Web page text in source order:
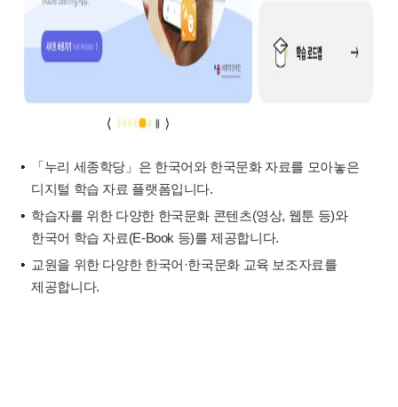
「누리 세종학당」은 한국어와 한국문화 자료를 모아놓은
디지털 학습 자료 플랫폼입니다.
학습자를 위한 다양한 한국문화 콘텐츠(영상, 웹툰 등)와
한국어 학습 자료(E-Book 등)를 제공합니다.
교원을 위한 다양한 한국어·한국문화 교육 보조자료를
제공합니다.